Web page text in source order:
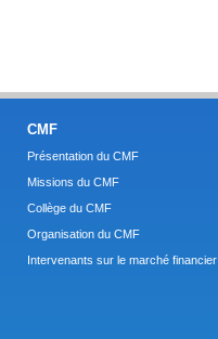
CMF
Présentation du CMF
Missions du CMF
Collège du CMF
Organisation du CMF
Intervenants sur le marché financier